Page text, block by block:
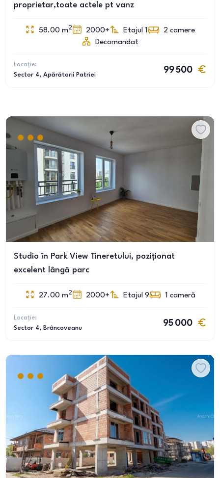
proprietar,toate actele pt vanz
58.00 m2 2000+ Etajul 1 2 camere
Decomandat
Locație:
Sector 4, Apărătorii Patriei
99 500
Studio în Park View Tineretului, poziționat
excelent lângă parc
27.00 m2 2000+ Etajul 9 1 cameră
Locație:
Sector 4, Brâncoveanu
95 000